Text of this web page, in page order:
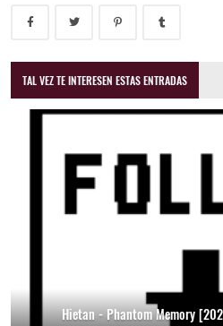
TAL VEZ TE INTERESEN ESTAS ENTRADAS
Hietan - Phantom Memory